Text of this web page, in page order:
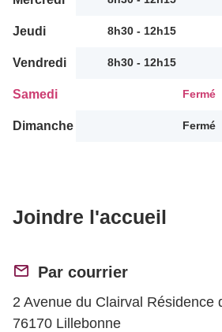
Jeudi 8h30 - 12h15
Vendredi 8h30 - 12h15
Samedi Fermé
Dimanche Fermé
Joindre l'accueil
Par courrier
2 Avenue du Clairval Résidence
76170 Lillebonne